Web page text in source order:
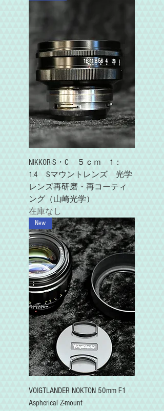
NIKKOR-S・C ５ｃｍ 1：
1.4 Sマウントレンズ 光学
レンズ再研磨・再コーティ
ング（山崎光学）
在庫なし
New
VOIGTLANDER NOKTON 50mm F1
Aspherical Z-mount